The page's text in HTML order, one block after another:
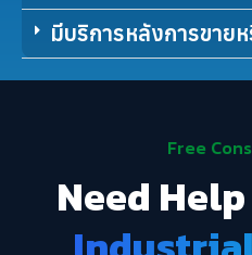
มีบริการหลังการขาย
Free
Need